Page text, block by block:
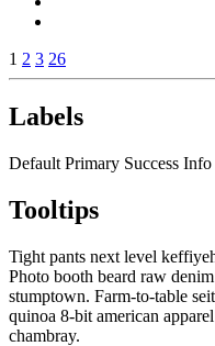
1 2 3 26
Labels
Default Primary Success Info
Tooltips
Tight pants next level
Photo booth beard raw
stumptown. Farm-to-table
quinoa 8-bit american apparel
chambray.